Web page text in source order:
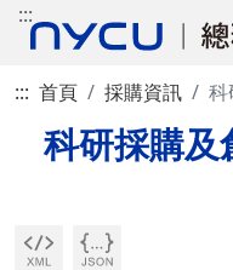
:::
::: 首頁 採購資訊 科
科研採購及